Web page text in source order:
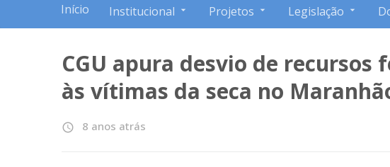
Início Institucional Projetos Legislação
CGU apura desvio de recursos
às vítimas da seca no
access_time 8 anos atrás